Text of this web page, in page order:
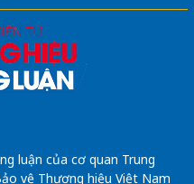
luận của cơ quan Trung
vệ Thương hiệu Việt Nam